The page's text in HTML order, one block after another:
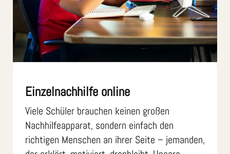
Einzelnachhilfe online
Viele Schüler brauchen keinen großen
Nachhilfeapparat, sondern einfach den
richtigen Menschen an ihrer Seite – jemanden,